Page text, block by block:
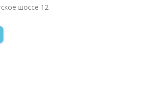
шоссе 12